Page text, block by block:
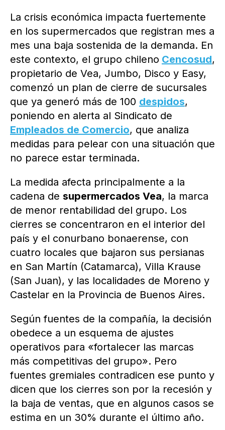
La crisis económica impacta fuertemente
en los supermercados que registran mes a
mes una baja sostenida de la demanda. En
este contexto, el grupo chileno Cencosud,
propietario de Vea, Jumbo, Disco y Easy,
comenzó un plan de cierre de sucursales
que ya generó más de 100 despidos,
poniendo en alerta al Sindicato de
Empleados de Comercio, que analiza
medidas para pelear con una situación que
no parece estar terminada.
La medida afecta principalmente a la
cadena de supermercados Vea, la marca
de menor rentabilidad del grupo. Los
cierres se concentraron en el interior del
país y el conurbano bonaerense, con
cuatro locales que bajaron sus persianas
en San Martín (Catamarca), Villa Krause
(San Juan), y las localidades de Moreno y
Castelar en la Provincia de Buenos Aires.
Según fuentes de la compañía, la decisión
obedece a un esquema de ajustes
operativos para «fortalecer las marcas
más competitivas del grupo». Pero
fuentes gremiales contradicen ese punto y
dicen que los cierres son por la recesión y
la baja de ventas, que en algunos casos se
estima en un 30% durante el último año.